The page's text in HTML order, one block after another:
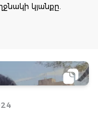
կյանքը.